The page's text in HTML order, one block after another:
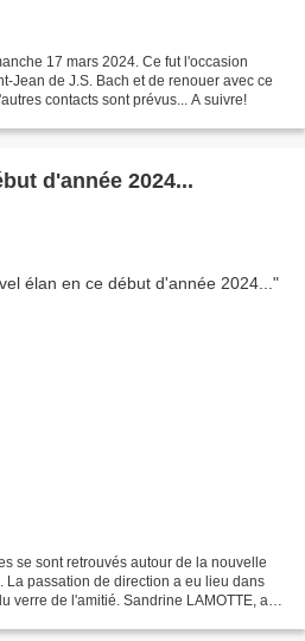
17 mars 2024. Ce fut l'occasion
Jean de J.S. Bach et de renouer avec ce
contacts sont prévus... A suivre!
d'année 2024...
se sont retrouvés autour de la nouvelle
La passation de direction a eu lieu dans
verre de l'amitié. Sandrine LAMOTTE, a